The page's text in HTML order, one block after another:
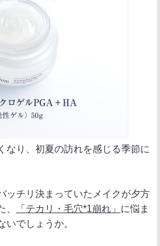
なり、初夏の訪れを感じる季節に
ッチリ決まっていたメイクが夕方
「テカリ・毛穴*1崩れ」 に悩ま
いでしょうか。